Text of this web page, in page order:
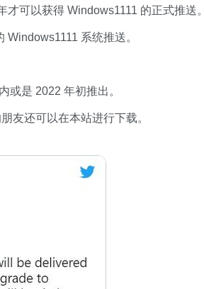
可以获得 Windows1111 的正式推送。
系统推送。
是 2022 年初推出。
还可以在本站进行下载。